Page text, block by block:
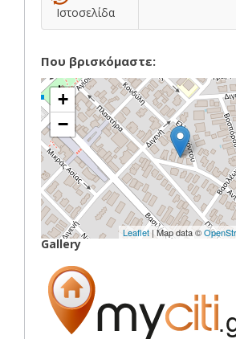
Ιστοσελίδα
Που βρισκόμαστε:
+
−
Leaflet | Map data ©
Gallery